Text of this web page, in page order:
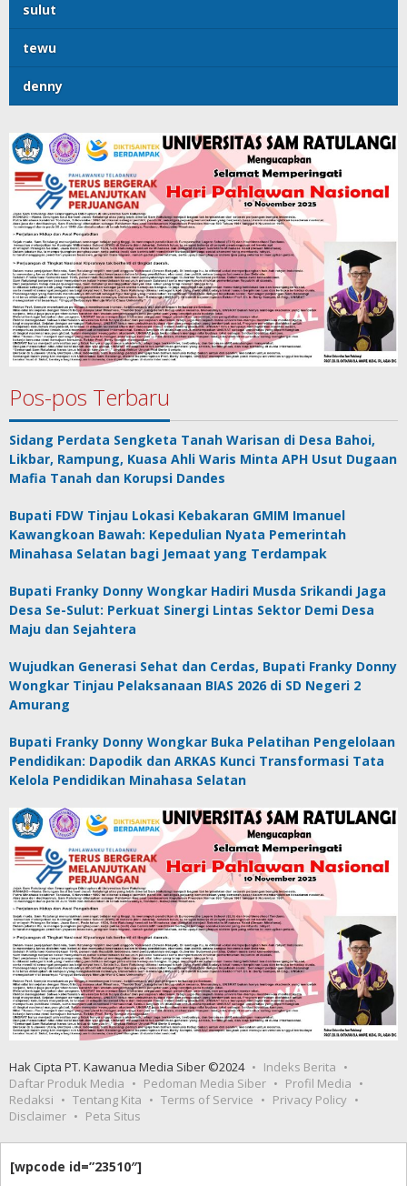
sulut
tewu
denny
Pos-pos Terbaru
Sidang Perdata Sengketa Tanah Warisan di Desa Bahoi,
Likbar, Rampung, Kuasa Ahli Waris Minta APH Usut Dugaan
Mafia Tanah dan Korupsi Dandes
Bupati FDW Tinjau Lokasi Kebakaran GMIM Imanuel
Kawangkoan Bawah: Kepedulian Nyata Pemerintah
Minahasa Selatan bagi Jemaat yang Terdampak
Bupati Franky Donny Wongkar Hadiri Musda Srikandi Jaga
Desa Se-Sulut: Perkuat Sinergi Lintas Sektor Demi Desa
Maju dan Sejahtera
Wujudkan Generasi Sehat dan Cerdas, Bupati Franky Donny
Wongkar Tinjau Pelaksanaan BIAS 2026 di SD Negeri 2
Amurang
Bupati Franky Donny Wongkar Buka Pelatihan Pengelolaan
Pendidikan: Dapodik dan ARKAS Kunci Transformasi Tata
Kelola Pendidikan Minahasa Selatan
Hak Cipta PT. Kawanua Media Siber ©2024
Indeks Berita
Daftar Produk Media
Pedoman Media Siber
Profil Media
Redaksi
Tentang Kita Terms of Service
Privacy Policy
Disclaimer
Peta Situs
[wpcode id=”23510″]